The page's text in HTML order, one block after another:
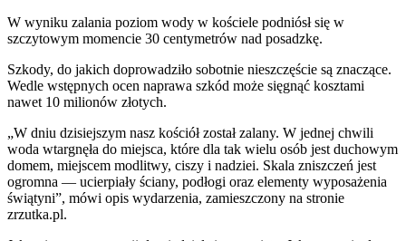
W wyniku zalania poziom wody w kościele podniósł się w
szczytowym momencie 30 centymetrów nad posadzkę.
Szkody, do jakich doprowadziło sobotnie nieszczęście są znaczące.
Wedle wstępnych ocen naprawa szkód może sięgnąć kosztami
nawet 10 milionów złotych.
„W dniu dzisiejszym nasz kościół został zalany. W jednej chwili
woda wtargnęła do miejsca, które dla tak wielu osób jest duchowym
domem, miejscem modlitwy, ciszy i nadziei. Skala zniszczeń jest
ogromna — ucierpiały ściany, podłogi oraz elementy wyposażenia
świątyni”, mówi opis wydarzenia, zamieszczony na stronie
zrzutka.pl.